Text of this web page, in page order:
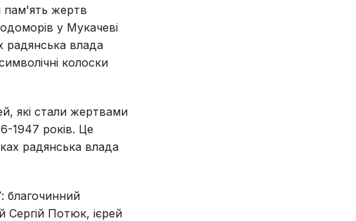
пам'ять жертв
у Мукачеві
радянська влада
колоски
які стали жертвами
1947 років. Це
радянська влада
благочинний
Сергій Потюк, ієрей